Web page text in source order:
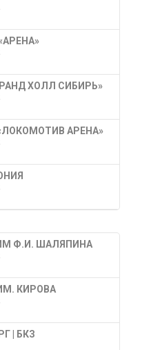
ХОЛЛ СИБИРЬ»
АРЕНА»
Ф.И. ШАЛЯПИНА
КИРОВА
| БКЗ